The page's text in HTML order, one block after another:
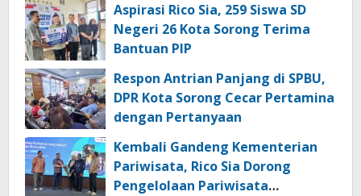
Aspirasi Rico Sia, 259 Siswa SD
Negeri 26 Kota Sorong Terima
Bantuan PIP
Respon Antrian Panjang di SPBU,
DPR Kota Sorong Cecar Pertamina
dengan Pertanyaan
Kembali Gandeng Kementerian
Pariwisata, Rico Sia Dorong
Pengelolaan Pariwisata